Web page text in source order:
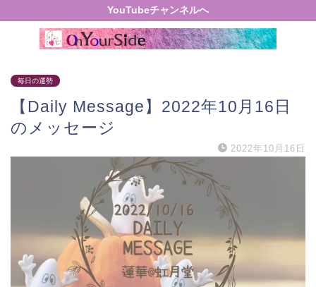
YouTubeチャンネルへ
毎日の運勢
【Daily Message】2022年10月16日
のメッセージ
2022年10月16日